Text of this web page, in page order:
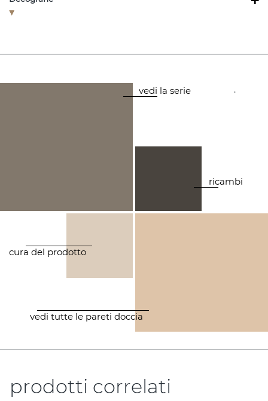
vedi la serie .
ricambi
cura del prodotto
vedi tutte le pareti doccia
prodotti correlati